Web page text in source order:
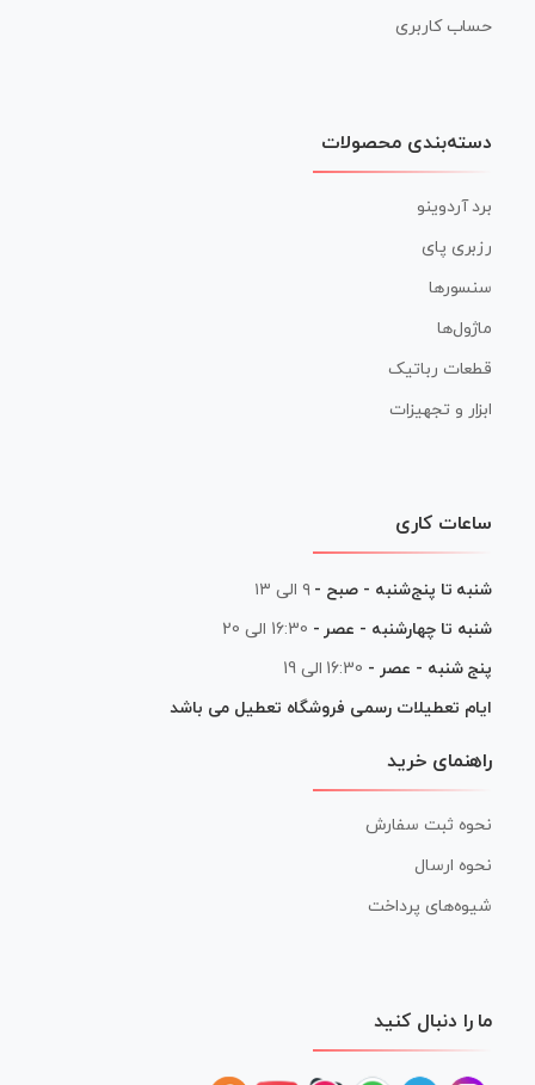
حساب کاربری
دسته‌بندی محصولات
برد آردوینو
رزبری پای
سنسورها
ماژول‌ها
قطعات رباتیک
ابزار و تجهیزات
ساعات کاری
شنبه تا پنج‌شنبه - صبح - ۹ الی ۱۳
شنبه تا چهارشنبه - عصر - 16:30 الی 20
پنج شنبه - عصر - 16:30 الی 19
ایام تعطیلات رسمی فروشگاه تعطیل می باشد
راهنمای خرید
نحوه ثبت سفارش
نحوه ارسال
شیوه‌های پرداخت
ما را دنبال کنید